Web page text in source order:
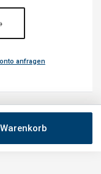
anfragen